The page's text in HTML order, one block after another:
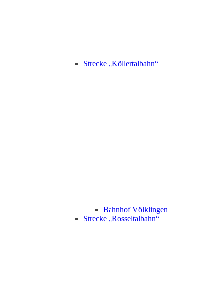
Strecke „Köllertalbahn“
Bahnhof Völklingen
Strecke „Rosseltalbahn“